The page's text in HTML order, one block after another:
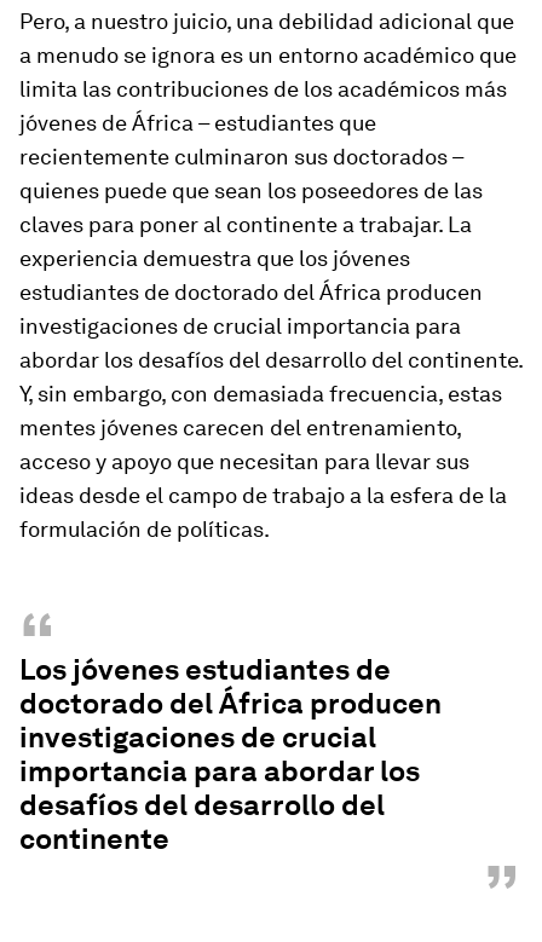
Pero, a nuestro juicio, una debilidad adicional que
a menudo se ignora es un entorno académico que
limita las contribuciones de los académicos más
jóvenes de África – estudiantes que
recientemente culminaron sus doctorados –
quienes puede que sean los poseedores de las
claves para poner al continente a trabajar. La
experiencia demuestra que los jóvenes
estudiantes de doctorado del África producen
investigaciones de crucial importancia para
abordar los desafíos del desarrollo del continente.
Y, sin embargo, con demasiada frecuencia, estas
mentes jóvenes carecen del entrenamiento,
acceso y apoyo que necesitan para llevar sus
ideas desde el campo de trabajo a la esfera de la
formulación de políticas.
“
Los jóvenes estudiantes de
doctorado del África producen
investigaciones de crucial
importancia para abordar los
desafíos del desarrollo del
continente
”